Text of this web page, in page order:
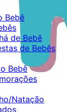
Bebê
de Bebê
de Bebês
Bebê
Natação